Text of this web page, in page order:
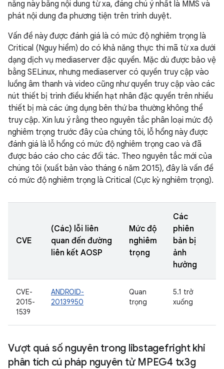
năng này bằng nội dung từ xa, đáng chú ý nhất là MMS và
phát nội dung đa phương tiện trên trình duyệt.
Vấn đề này được đánh giá là có mức độ nghiêm trọng là
Critical (Nguy hiểm) do có khả năng thực thi mã từ xa dưới
dạng dịch vụ mediaserver đặc quyền. Mặc dù được bảo vệ
bằng SELinux, nhưng mediaserver có quyền truy cập vào
luồng âm thanh và video cũng như quyền truy cập vào các
nút thiết bị trình điều khiển hạt nhân đặc quyền trên nhiều
thiết bị mà các ứng dụng bên thứ ba thường không thể
truy cập. Xin lưu ý rằng theo nguyên tắc phân loại mức độ
nghiêm trọng trước đây của chúng tôi, lỗ hổng này được
đánh giá là lỗ hổng có mức độ nghiêm trọng cao và đã
được báo cáo cho các đối tác. Theo nguyên tắc mới của
chúng tôi (xuất bản vào tháng 6 năm 2015), đây là vấn đề
có mức độ nghiêm trọng là Critical (Cực kỳ nghiêm trọng).
CVE
(Các) lỗi liên
quan đến đường
liên kết AOSP
Mức độ
nghiêm
trọng
Các
phiên
bản bị
ảnh
hưởng
CVE-
2015-
1539
ANDROID-
20139950
Quan
trọng
5.1 trở
xuống
Vượt quá số nguyên trong libstagefright khi
phân tích cú pháp nguyên tử MPEG4 tx3g